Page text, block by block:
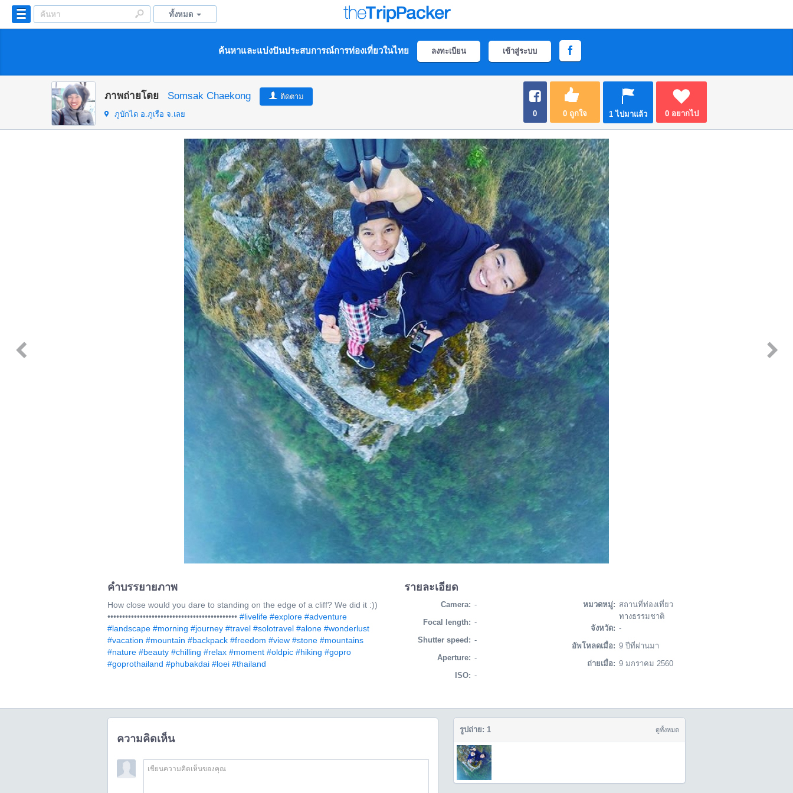
ทั้งหมด
ค้นหาและแบ่งปันประสบการณ์การท่องเที่ยวในไทย ลงทะเบียน เข้าสู่ระบบ
ภาพถ่ายโดย Somsak Chaekong
ติดตาม
ภูบักได อ.ภูเรือ จ.เลย
0 0ถูกใจ 1 ไปมาแล้ว 0อยากไป
คำบรรยายภาพ
How close would you dare to standing on the edge of a cliff? We did it :))
•••••••••••••••••••••••••••••••••••••••••••• #livelife #explore #adventure
#landscape #morning #journey #travel #solotravel #alone #wonderlust
#vacation #mountain #backpack #freedom #view #stone #mountains
#nature #beauty #chilling #relax #moment #oldpic #hiking #gopro
#goprothailand #phubakdai #loei #thailand
รายละเอียด
Camera: -
Focal length: -
Shutter speed: -
Aperture: -
ISO: -
หมวดหมู่: สถานที่ท่องเที่ยว
ทางธรรมชาติ
จังหวัด: -
อัพโหลดเมื่อ: 9 ปีที่ผ่านมา
ถ่ายเมื่อ: 9 มกราคม 2560
ความคิดเห็น
รูปถ่าย: 1 ดูทั้งหมด